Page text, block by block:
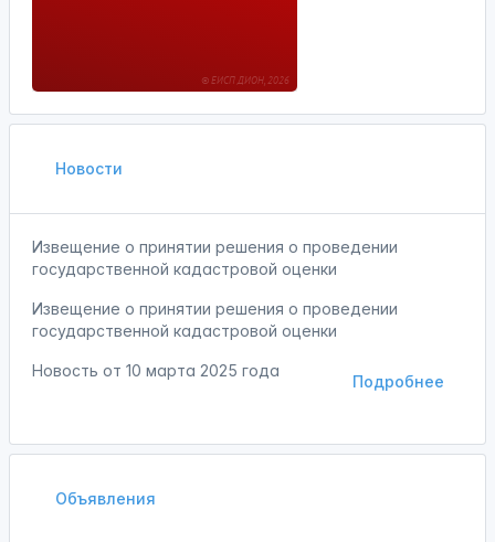
Новости
Извещение о принятии решения о проведении
государственной кадастровой оценки
Извещение о принятии решения о проведении
государственной кадастровой оценки
Подробнее
Новость от 10 марта 2025 года
Объявления